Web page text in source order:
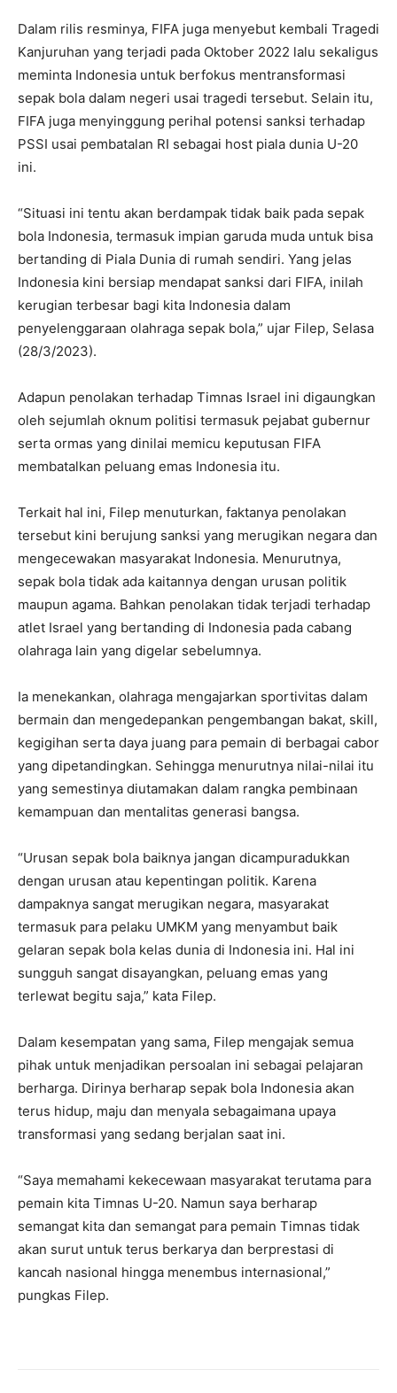
Dalam rilis resminya, FIFA juga menyebut kembali Tragedi
Kanjuruhan yang terjadi pada Oktober 2022 lalu sekaligus
meminta Indonesia untuk berfokus mentransformasi
sepak bola dalam negeri usai tragedi tersebut. Selain itu,
FIFA juga menyinggung perihal potensi sanksi terhadap
PSSI usai pembatalan RI sebagai host piala dunia U-20
ini.
“Situasi ini tentu akan berdampak tidak baik pada sepak
bola Indonesia, termasuk impian garuda muda untuk bisa
bertanding di Piala Dunia di rumah sendiri. Yang jelas
Indonesia kini bersiap mendapat sanksi dari FIFA, inilah
kerugian terbesar bagi kita Indonesia dalam
penyelenggaraan olahraga sepak bola,” ujar Filep, Selasa
(28/3/2023).
Adapun penolakan terhadap Timnas Israel ini digaungkan
oleh sejumlah oknum politisi termasuk pejabat gubernur
serta ormas yang dinilai memicu keputusan FIFA
membatalkan peluang emas Indonesia itu.
Terkait hal ini, Filep menuturkan, faktanya penolakan
tersebut kini berujung sanksi yang merugikan negara dan
mengecewakan masyarakat Indonesia. Menurutnya,
sepak bola tidak ada kaitannya dengan urusan politik
maupun agama. Bahkan penolakan tidak terjadi terhadap
atlet Israel yang bertanding di Indonesia pada cabang
olahraga lain yang digelar sebelumnya.
Ia menekankan, olahraga mengajarkan sportivitas dalam
bermain dan mengedepankan pengembangan bakat, skill,
kegigihan serta daya juang para pemain di berbagai cabor
yang dipetandingkan. Sehingga menurutnya nilai-nilai itu
yang semestinya diutamakan dalam rangka pembinaan
kemampuan dan mentalitas generasi bangsa.
“Urusan sepak bola baiknya jangan dicampuradukkan
dengan urusan atau kepentingan politik. Karena
dampaknya sangat merugikan negara, masyarakat
termasuk para pelaku UMKM yang menyambut baik
gelaran sepak bola kelas dunia di Indonesia ini. Hal ini
sungguh sangat disayangkan, peluang emas yang
terlewat begitu saja,” kata Filep.
Dalam kesempatan yang sama, Filep mengajak semua
pihak untuk menjadikan persoalan ini sebagai pelajaran
berharga. Dirinya berharap sepak bola Indonesia akan
terus hidup, maju dan menyala sebagaimana upaya
transformasi yang sedang berjalan saat ini.
“Saya memahami kekecewaan masyarakat terutama para
pemain kita Timnas U-20. Namun saya berharap
semangat kita dan semangat para pemain Timnas tidak
akan surut untuk terus berkarya dan berprestasi di
kancah nasional hingga menembus internasional,”
pungkas Filep.